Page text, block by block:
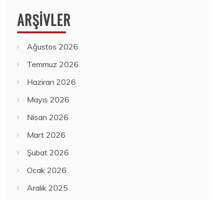
ARŞIVLER
Ağustos 2026
Temmuz 2026
Haziran 2026
Mayıs 2026
Nisan 2026
Mart 2026
Şubat 2026
Ocak 2026
Aralık 2025